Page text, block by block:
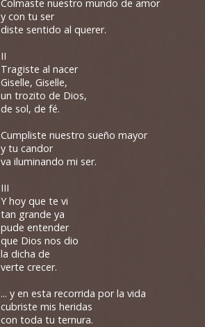
Colmaste nuestro mundo de amor
y con tu ser
diste sentido al querer.
II
Tragiste al nacer
Giselle, Giselle,
un trozito de Dios,
de sol, de fé.
Cumpliste nuestro sueño mayor
y tu candor
va iluminando mi ser.
III
Y hoy que te vi
tan grande ya
pude entender
que Dios nos dio
la dicha de
verte crecer.
... y en esta recorrida por la vida
cubriste mis heridas
con toda tu ternura.